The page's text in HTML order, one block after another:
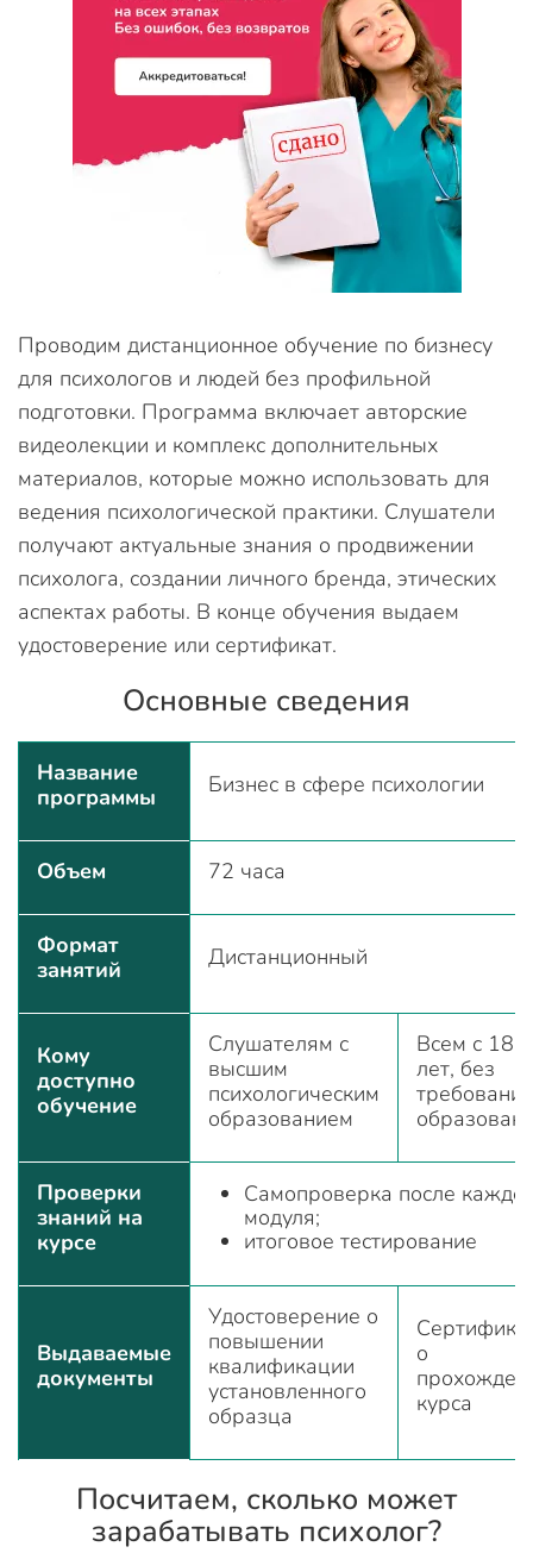
Проводим дистанционное обучение по бизнесу
для психологов и людей без профильной
подготовки. Программа включает авторские
видеолекции и комплекс дополнительных
материалов, которые можно использовать для
ведения психологической практики. Слушатели
получают актуальные знания о продвижении
психолога, создании личного бренда, этических
аспектах работы. В конце обучения выдаем
удостоверение или сертификат.
Основные сведения
Название
программы
Бизнес в сфере психологии
Объем 72 часа
Формат
занятий
Дистанционный
Кому
доступно
обучение
Слушателям с
высшим
психологическим
образованием
Всем с 18
лет, без
Проверки
знаний на
курсе
Самопроверка после
модуля;
итоговое тестирование
Выдаваемые
документы
Удостоверение о
повышении
квалификации
установленного
образца
о
курса
Посчитаем, сколько может
зарабатывать психолог?